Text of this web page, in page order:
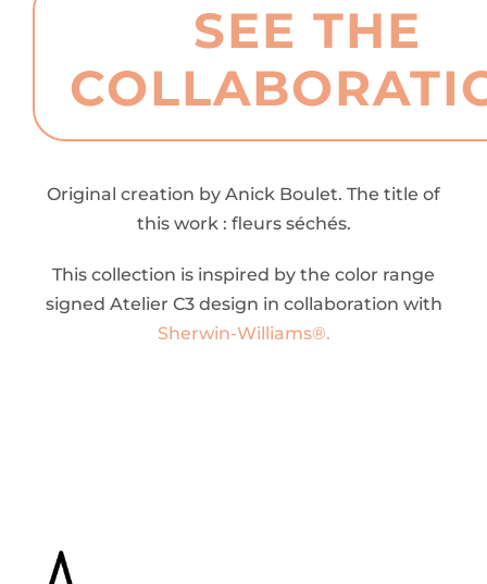
SEE THE
Original creation by Anick Boulet. The title of
this work : fleurs séchés.
This collection is inspired by the color range
signed Atelier C3 design in collaboration with
Sherwin-Williams®.